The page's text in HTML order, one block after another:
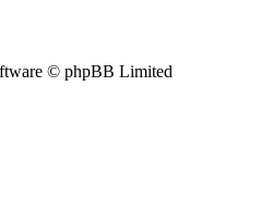
© phpBB Limited